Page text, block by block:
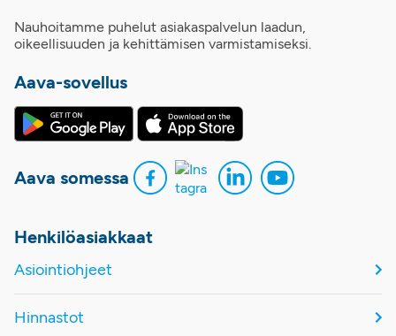
Nauhoitamme puhelut asiakaspalvelun laadun,
oikeellisuuden ja kehittämisen varmistamiseksi.
Aava-sovellus
Aava somessa
Henkilöasiakkaat
Asiointiohjeet
Hinnastot